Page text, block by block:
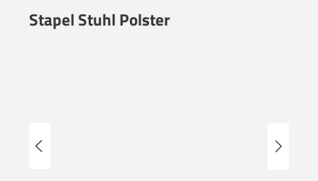
Stapel Stuhl Polster